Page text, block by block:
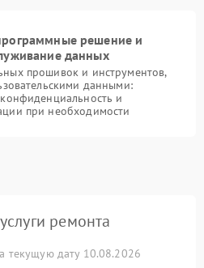
решение и
данных
прошивок и инструментов,
данными:
и
при необходимости
ремонта
текущую дату 10.08.2026